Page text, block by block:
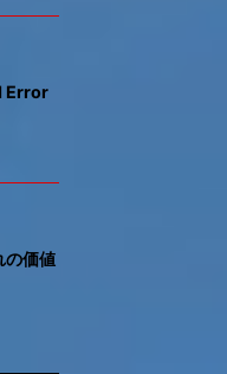
Error
の価値